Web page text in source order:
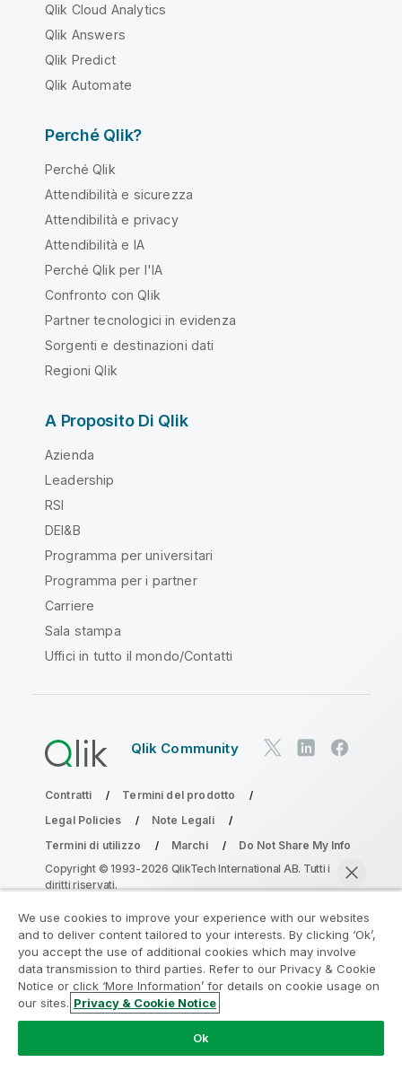
Qlik Cloud Analytics
Qlik Answers
Qlik Predict
Qlik Automate
Perché Qlik?
Perché Qlik
Attendibilità e sicurezza
Attendibilità e privacy
Attendibilità e IA
Perché Qlik per l'IA
Confronto con Qlik
Partner tecnologici in evidenza
Sorgenti e destinazioni dati
Regioni Qlik
A Proposito Di Qlik
Azienda
Leadership
RSI
DEI&B
Programma per universitari
Programma per i partner
Carriere
Sala stampa
Uffici in tutto il mondo/Contatti
Qlik Community
Contratti
Termini del prodotto
Legal Policies
Note Legali
Termini di utilizzo
Marchi
Do Not Share My Info
Copyright © 1993-2026 QlikTech International AB. Tutti i
diritti riservati.
Partecipa al programma Analytics
Modernization
Modernizza senza compromettere le tue preziose app
We use cookies to improve your experience with our websites
and to deliver content tailored to your interests. By clicking ‘Ok’,
you accept the use of additional cookies which may involve
data transmission to third parties. Refer to our Privacy & Cookie
Notice or click ‘More Information’ for details on cookie usage on
our sites. Privacy & Cookie Notice
Ok